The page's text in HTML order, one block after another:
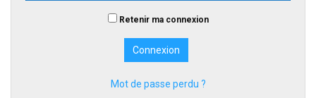
Retenir ma connexion
Mot de passe perdu ?